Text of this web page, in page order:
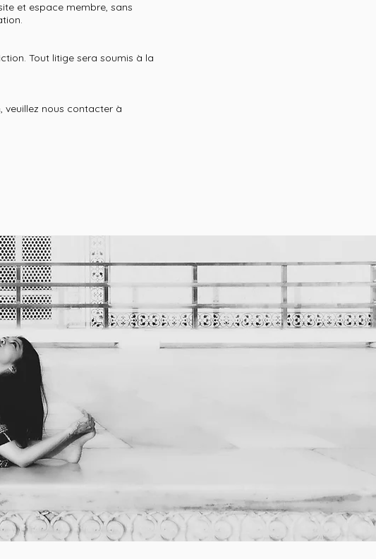
et espace membre, sans
Tout litige sera soumis à la
nous contacter à